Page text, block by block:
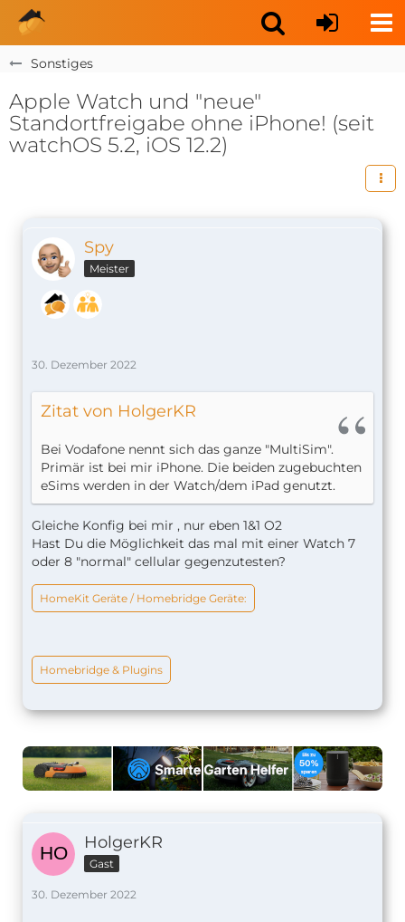
Sonstiges
Apple Watch und "neue"
Standortfreigabe ohne iPhone! (seit
watchOS 5.2, iOS 12.2)
Spy
Meister
30. Dezember 2022
Zitat von HolgerKR
Bei Vodafone nennt sich das ganze "MultiSim".
Primär ist bei mir iPhone. Die beiden zugebuchten
eSims werden in der Watch/dem iPad genutzt.
Gleiche Konfig bei mir , nur eben 1&1 O2
Hast Du die Möglichkeit das mal mit einer Watch 7
oder 8 "normal" cellular gegenzutesten?
HomeKit Geräte / Homebridge Geräte:
Homebridge & Plugins
HolgerKR
Gast
30. Dezember 2022